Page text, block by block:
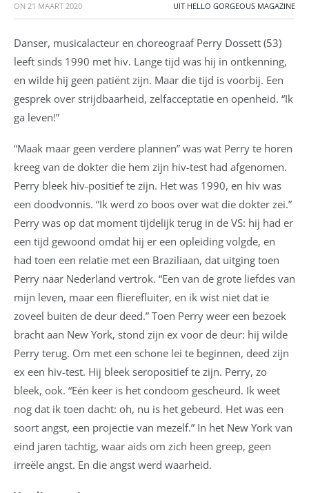
ON 21 MAART 2020 UIT HELLO GORGEOUS MAGAZINE
Danser, musicalacteur en choreograaf Perry Dossett (53)
leeft sinds 1990 met hiv. Lange tijd was hij in ontkenning,
en wilde hij geen patiënt zijn. Maar die tijd is voorbij. Een
gesprek over strijdbaarheid, zelfacceptatie en openheid. “Ik
ga leven!”
“Maak maar geen verdere plannen” was wat Perry te horen
kreeg van de dokter die hem zijn hiv-test had afgenomen.
Perry bleek hiv-positief te zijn. Het was 1990, en hiv was
een doodvonnis. “Ik werd zo boos over wat die dokter zei.”
Perry was op dat moment tijdelijk terug in de VS: hij had er
een tijd gewoond omdat hij er een opleiding volgde, en
had toen een relatie met een Braziliaan, dat uitging toen
Perry naar Nederland vertrok. “Een van de grote liefdes van
mijn leven, maar een flierefluiter, en ik wist niet dat ie
zoveel buiten de deur deed.” Toen Perry weer een bezoek
bracht aan New York, stond zijn ex voor de deur: hij wilde
Perry terug. Om met een schone lei te beginnen, deed zijn
ex een hiv-test. Hij bleek seropositief te zijn. Perry, zo
bleek, ook. “Eén keer is het condoom gescheurd. Ik weet
nog dat ik toen dacht: oh, nu is het gebeurd. Het was een
soort angst, een projectie van mezelf.” In het New York van
eind jaren tachtig, waar aids om zich heen greep, geen
irreële angst. En die angst werd waarheid.